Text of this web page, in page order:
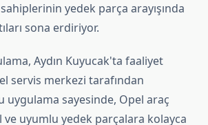
yedek parça arayışında
sona erdiriyor.
Aydın Kuyucak'ta faaliyet
servis merkezi tarafından
uygulama sayesinde, Opel araç
uyumlu yedek parçalara kolayca